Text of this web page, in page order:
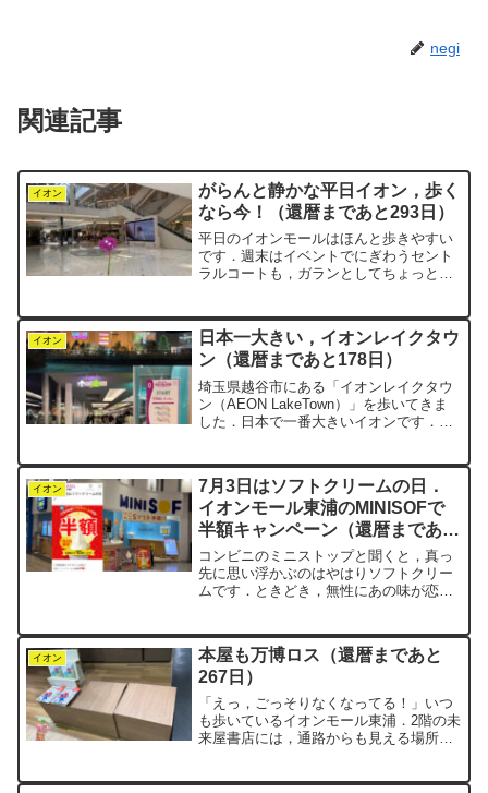
negi
関連記事
イオン
がらんと静かな平日イオン，歩く
なら今！（還暦まであと293日）
平日のイオンモールはほんと歩きやすい
です．週末はイベントでにぎわうセント
ラルコートも，ガランとしてちょっと寂
けておくのはもったいない！時間にゆと
りがある人は，平日イオン...
イオン
日本一大きい，イオンレイクタウ
ン（還暦まであと178日）
埼玉県越谷市にある「イオンレイクタウ
ン（AEON LakeTown）」を歩いてきま
した．日本で一番大きいイオンです．厳
ングのコースがきちんと設置されていま
す．なので，当...
イオン
7月3日はソフトクリームの日．
イオンモール東浦のMINISOFで
半額キャンペーン（還暦まであと
5日）
コンビニのミニストップと聞くと，真っ
先に思い浮かぶのはやはりソフトクリー
ムです．ときどき，無性にあの味が恋し
ンモールの中にあるMINISOFでも，同じ
ように美味しいソフ...
イオン
本屋も万博ロス（還暦まであと
267日）
「えっ，ごっそりなくなってる！」いつ
も歩いているイオンモール東浦．2階の未
来屋書店には，通路からも見える場所に